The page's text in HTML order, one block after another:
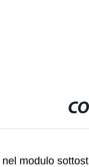
modulo